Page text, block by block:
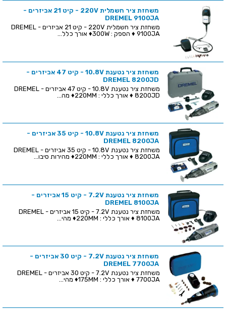
משחזת ציר חשמלית 220V - קיט 21 אביזרים -
DREMEL 9100JA
משחזת ציר חשמלית 220V - קיט 21 אביזרים - DREMEL
9100JA ♦ הספק : 300W♦ אורך כלל...
משחזת ציר נטענת 10.8V - קיט 47 אביזרים -
DREMEL 8200JD
משחזת ציר נטענת 10.8V - קיט 47 אביזרים - DREMEL
8200JD ♦ אורך כללי : 220MM♦ מה...
משחזת ציר נטענת 10.8V - קיט 35 אביזרים -
DREMEL 8200JA
משחזת ציר נטענת 10.8V - קיט 35 אביזרים - DREMEL
8200JA ♦ אורך כללי : 220MM♦ מהירות סיבו...
משחזת ציר נטענת 7.2V - קיט 15 אביזרים -
DREMEL 8100JA
משחזת ציר נטענת 7.2V - קיט 15 אביזרים - DREMEL
8100JA ♦ אורך כללי : 220MM♦ מהי...
משחזת ציר נטענת 7.2V - קיט 30 אביזרים -
DREMEL 7700JA
משחזת ציר נטענת 7.2V - קיט 30 אביזרים - DREMEL
7700JA ♦ אורך כללי : 175MM♦ מהי...